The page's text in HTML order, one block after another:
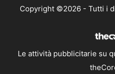
Copyright ©2026 - Tutti i
Le attività pubblicitarie su